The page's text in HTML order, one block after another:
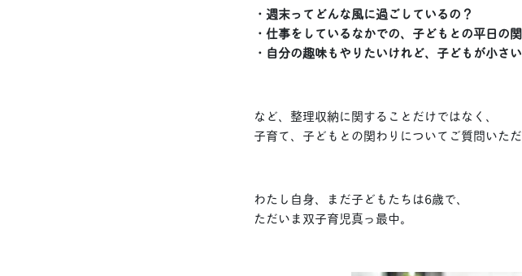
・週末ってどんな風に過ごしているの？
・仕事をしているなかでの、子どもとの平日の
・自分の趣味もやりたいけれど、子どもが小さ
など、整理収納に関することだけではなく、
子育て、子どもとの関わりについてご質問いた
わたし自身、まだ子どもたちは6歳で、
ただいま双子育児真っ最中。